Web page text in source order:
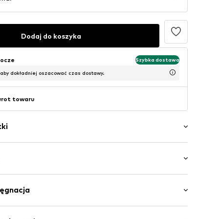
Dodaj do koszyka
Szybka dostawa
dokładniej oszacować czas dostawy.
towaru
normalna
krój